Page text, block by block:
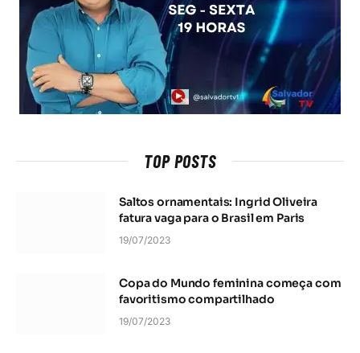
TOP POSTS
Saltos ornamentais: Ingrid Oliveira
fatura vaga para o Brasil em Paris
19/07/2023
Copa do Mundo feminina começa com
favoritismo compartilhado
19/07/2023